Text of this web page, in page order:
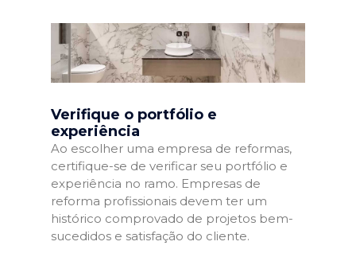
Verifique o portfólio e
experiência
Ao escolher uma empresa de reformas,
certifique-se de verificar seu portfólio e
experiência no ramo. Empresas de
reforma profissionais devem ter um
histórico comprovado de projetos bem-
sucedidos e satisfação do cliente.